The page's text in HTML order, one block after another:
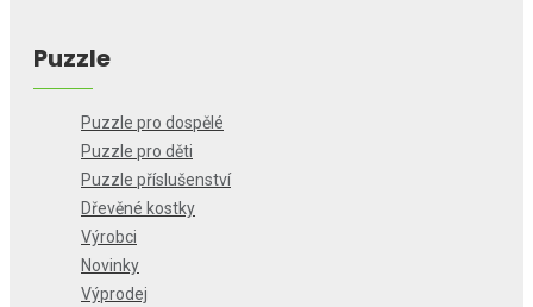
Puzzle
Puzzle pro dospělé
Puzzle pro děti
Puzzle příslušenství
Dřevěné kostky
Výrobci
Novinky
Výprodej